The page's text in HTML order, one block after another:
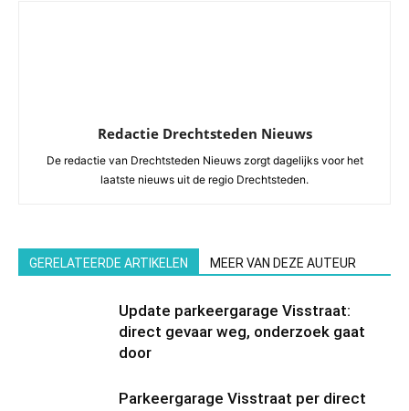
Redactie Drechtsteden Nieuws
De redactie van Drechtsteden Nieuws zorgt dagelijks voor het
laatste nieuws uit de regio Drechtsteden.
GERELATEERDE ARTIKELEN MEER VAN DEZE AUTEUR
Update parkeergarage Visstraat:
direct gevaar weg, onderzoek gaat
door
Parkeergarage Visstraat per direct